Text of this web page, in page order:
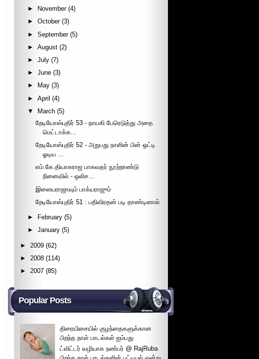
►
November (4)
►October (3)
►September (5)
►August (2)
►July (7)
►June (3)
►
May (3)
►April (4)
▼
March (5)
றேடியோஸ்புதிர் 53 - நாயகி பேரெடுத்து அதை
மெட்டாக்க...
றேடியோஸ்புதிர் 52 - அறுபது நாளின் பின் ஒட்டி
ஓடிய ...
எம்.கே.தியாகராஜ பாகவதர் நூற்றாண்டு
நினைவில் - ஒலிச...
இளையராஜாவும் பாக்யராஜும்
றேடியோஸ்புதிர் 51 : பதிவிரதன் படி தாண்டினால்
► February (5)
►January (5)
► 2009 (62)
► 2008 (114)
► 2007 (85)
Popular Posts
திரையிசையில் குழந்தைகளுக்கான
பிறந்த நாள் பாடல்கள் ஐம்பது
ட்விட்டர் வழியாக நண்பர் @ RajRuba